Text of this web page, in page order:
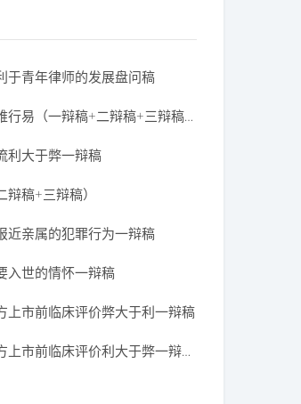
于青年律师的发展盘问稿
数字化经营中知难行易（一辩稿+二辩稿+三辩稿+四辩稿）
利大于弊一辩稿
稿+三辩稿）
近亲属的犯罪行为一辩稿
入世的情怀一辩稿
上市前临床评价弊大于利一辩稿
豁免中医经典名方上市前临床评价利大于弊一辩稿（第一版）